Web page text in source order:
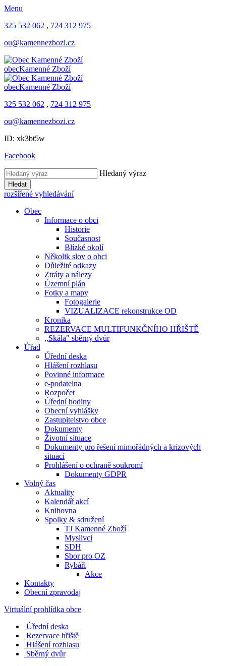
Menu
325 532 062 , 724 312 975
ou@kamennezbozi.cz
obecKamenné Zboží
obecKamenné Zboží
325 532 062 , 724 312 975
ou@kamennezbozi.cz
ID: xk3bt5w
Facebook
Hledaný výraz
Hledat
rozšířené vyhledávání
Obec
Informace o obci
Historie
Současnost
Blízké okolí
Několik slov o obci
Důležité odkazy
Ztráty a nálezy
Územní plán
Fotky a mapy
Fotogalerie
VIZUALIZACE rekonstrukce OD
Kronika
REZERVACE MULTIFUNKČNÍHO HŘIŠTĚ
,,Skála" sběrný dvůr
Úřad
Úřední deska
Hlášení rozhlasu
Povinné informace
e-podatelna
Rozpočet
Úřední hodiny
Obecní vyhlášky
Zastupitelstvo obce
Dokumenty
Životní situace
Dokumenty pro řešení mimořádných a krizových
situací
Prohlášení o ochraně soukromí
Dokumenty GDPR
Volný čas
Aktuality
Kalendář akcí
Knihovna
Spolky & sdružení
TJ Kamenné Zboží
Myslivci
SDH
Sbor pro OZ
Rybáři
Akce
Kontakty
Obecní zpravodaj
Virtuální prohlídka obce
Úřední deska
Rezervace hřiště
Hlášení rozhlasu
Sběrný dvůr